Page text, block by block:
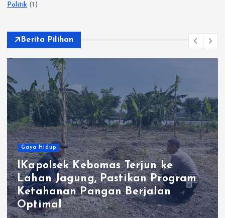
Politik (1)
Berita Pilihan
Hidup
Kebomas Terjun ke
Jagung, Pastikan Program
Pangan Berjalan